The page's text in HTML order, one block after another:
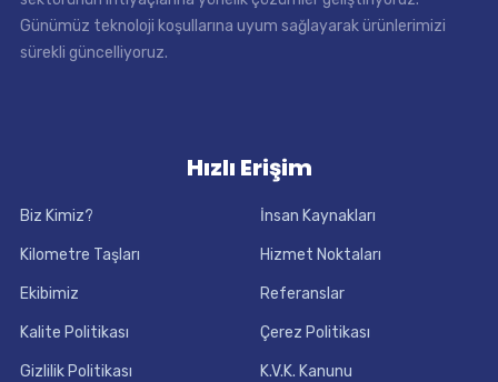
Günümüz teknoloji koşullarına uyum sağlayarak ürünlerimizi
sürekli güncelliyoruz.
Hızlı Erişim
Biz Kimiz? İnsan Kaynakları
Kilometre Taşları Hizmet Noktaları
Ekibimiz Referanslar
Kalite Politikası Çerez Politikası
Gizlilik Politikası K.V.K. Kanunu